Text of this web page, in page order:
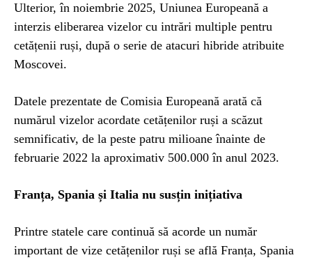
Ulterior, în noiembrie 2025, Uniunea Europeană a
interzis eliberarea vizelor cu intrări multiple pentru
cetățenii ruși, după o serie de atacuri hibride atribuite
Moscovei.
Datele prezentate de Comisia Europeană arată că
numărul vizelor acordate cetățenilor ruși a scăzut
semnificativ, de la peste patru milioane înainte de
februarie 2022 la aproximativ 500.000 în anul 2023.
Franța, Spania și Italia nu susțin inițiativa
Printre statele care continuă să acorde un număr
important de vize cetățenilor ruși se află Franța, Spania